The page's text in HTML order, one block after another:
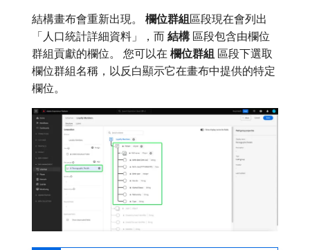
結構畫布會重新出現。 欄位群組​區段現在會列出
「人口統計詳細資料」，而​ 結構 ​區段包含由欄位
群組貢獻的欄位。 您可以在​ 欄位群組 ​區段下選取
欄位群組名稱，以反白顯示它在畫布中提供的特定
欄位。